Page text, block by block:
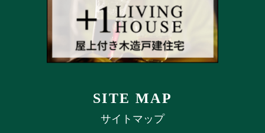
SITE MAP
サイトマップ